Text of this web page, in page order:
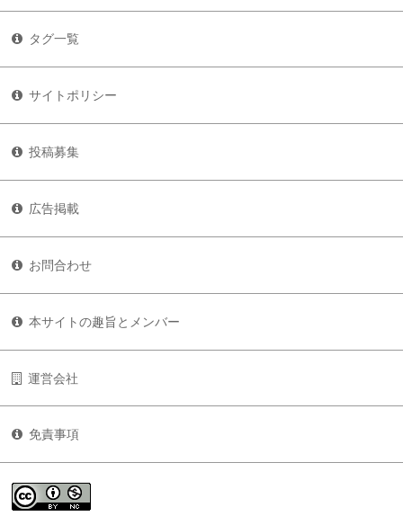
タグ一覧
サイトポリシー
投稿募集
広告掲載
お問合わせ
本サイトの趣旨とメンバー
運営会社
免責事項